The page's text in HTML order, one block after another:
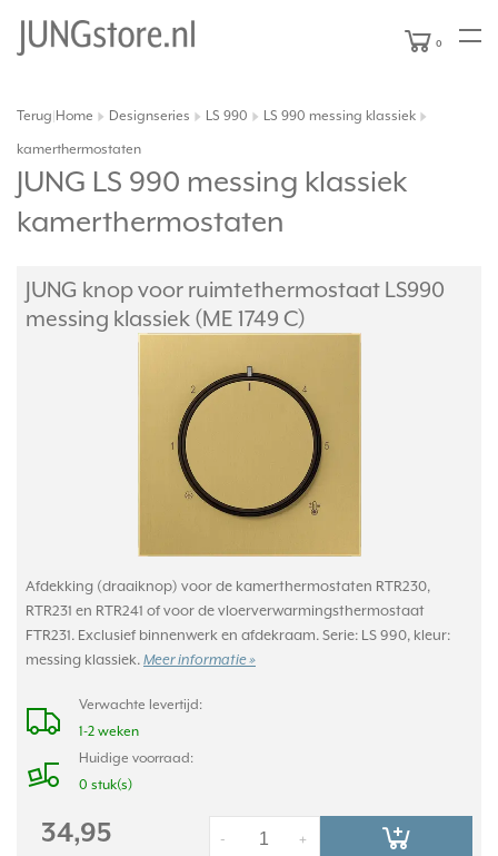
0
Terug Home Designseries LS 990 LS 990 messing klassiek
kamerthermostaten
JUNG LS 990 messing klassiek
kamerthermostaten
JUNG knop voor ruimtethermostaat LS990
messing klassiek (ME 1749 C)
Afdekking (draaiknop) voor de kamerthermostaten RTR230,
RTR231 en RTR241 of voor de vloerverwarmingsthermostaat
FTR231. Exclusief binnenwerk en afdekraam. Serie: LS 990, kleur:
messing klassiek. Meer informatie »
Verwachte levertijd:
1-2 weken
Huidige voorraad:
0 stuk(s)
34,95 +
-